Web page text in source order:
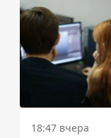
18:47 вчера